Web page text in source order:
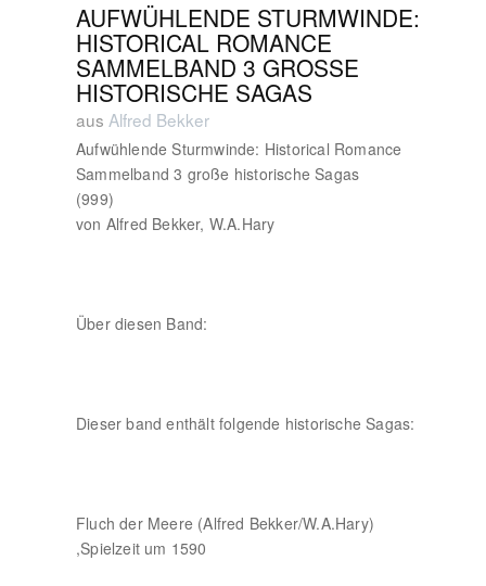
AUFWÜHLENDE STURMWINDE:
HISTORICAL ROMANCE
SAMMELBAND 3 GROSSE H
ISTORISCHE SAGAS
aus Alfred Bekker
Aufwühlende Sturmwinde: Historical Romance
Sammelband 3 große historische Sagas
(999)
von Alfred Bekker, W.A.Hary
Über diesen Band:
Dieser band enthält folgende historische Sagas:
Fluch der Meere (Alfred Bekker/W.A.Hary)
,Spielzeit um 1590